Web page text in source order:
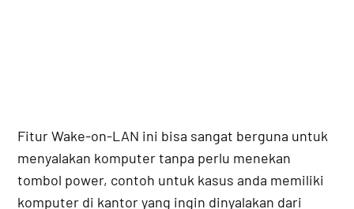
Fitur Wake-on-LAN ini bisa sangat berguna untuk
menyalakan komputer tanpa perlu menekan
tombol power, contoh untuk kasus anda memiliki
komputer di kantor yang ingin dinyalakan dari